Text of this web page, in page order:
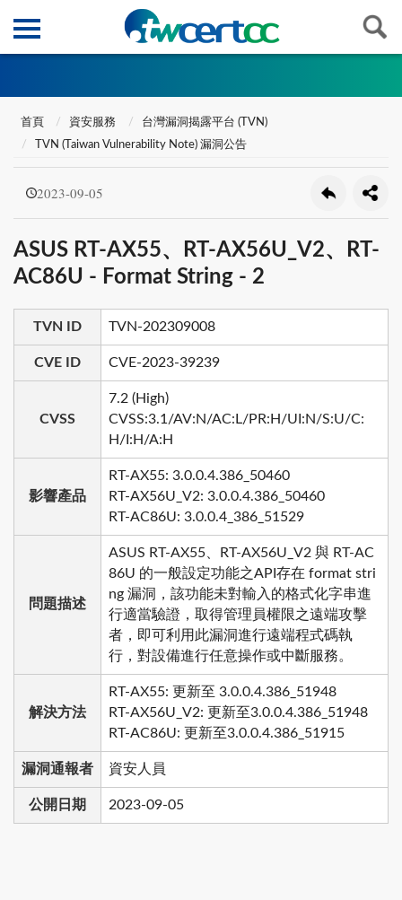
首頁 資安服務
台灣漏洞揭露平台 (TVN)
TVN (Taiwan Vulnerability Note) 漏洞公告
2023-09-05
ASUS RT-AX55、RT-AX56U_V2、RT-
AC86U - Format String - 2
TVN ID TVN-202309008
CVE ID CVE-2023-39239
CVSS
7.2 (High)
CVSS:3.1/AV:N/AC:L/PR:H/UI:N/S:U/C:
H/I:H/A:H
影響產品
RT-AX55: 3.0.0.4.386_50460
RT-AX56U_V2: 3.0.0.4.386_50460
RT-AC86U: 3.0.0.4_386_51529
問題描述
ASUS RT-AX55、RT-AX56U_V2 與 RT-AC
86U 的一般設定功能之API存在 format stri
ng 漏洞，該功能未對輸入的格式化字串進
行適當驗證，取得管理員權限之遠端攻擊
者，即可利用此漏洞進行遠端程式碼執
行，對設備進行任意操作或中斷服務。
解決方法
RT-AX55: 更新至 3.0.0.4.386_51948
RT-AX56U_V2: 更新至3.0.0.4.386_51948
RT-AC86U: 更新至3.0.0.4.386_51915
漏洞通報者 資安人員
公開日期 2023-09-05